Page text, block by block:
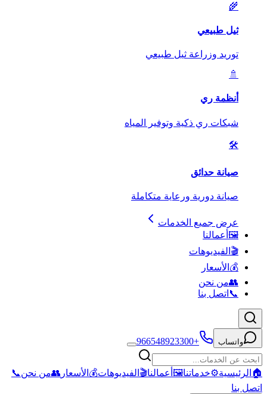
🌾
ثيل طبيعي
توريد وزراعة ثيل طبيعي
🚿
أنظمة ري
شبكات ري ذكية وتوفير المياه
🛠️
صيانة حدائق
صيانة دورية ورعاية متكاملة
عرض جميع الخدمات
🖼️ أعمالنا
🎬 الفيديوهات
💰 الأسعار
👥من نحن
📞 اتصل بنا
واتساب +966548923300
🏠 الرئيسية⚙️خدماتنا🖼️ أعمالنا🎬 الفيديوهات💰 الأسعار 👥من نحن📞
اتصل بنا